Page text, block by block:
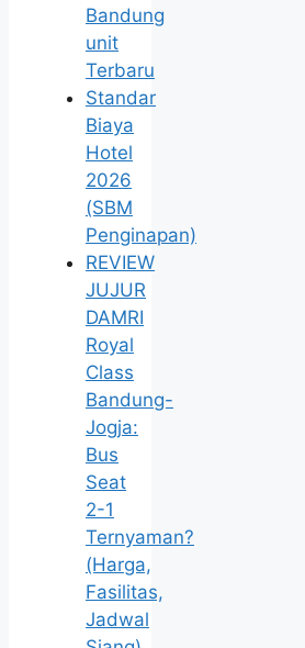
Bandung
unit
Terbaru
Standar
Biaya
Hotel
2026
(SBM
Penginapan)
REVIEW
JUJUR
DAMRI
Royal
Class
Bandung-
Jogja:
Bus
Seat
2-1
Ternyaman?
(Harga,
Fasilitas,
Jadwal